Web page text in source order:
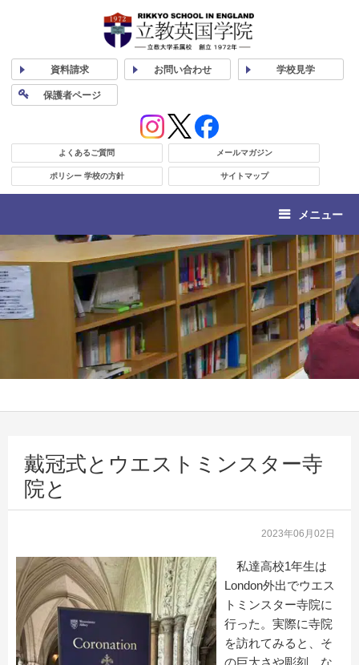
資料請求 お問い合わせ 学校見学
保護者ページ
よくあるご質問 メールマガジン
ポリシー 学校の方針 サイトマップ
メニュー
戴冠式とウエストミンスター寺
院と
2023年06月02日
私達高校1年生は
London外出でウエス
トミンスター寺院に
行った。実際に寺院
を訪れてみると、そ
の巨大さや彫刻、な